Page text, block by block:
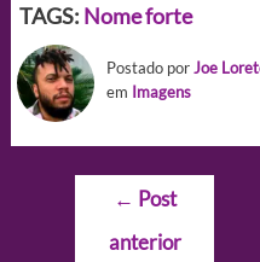
TAGS: Nome forte
Postado porJoe
em Imagens
Navegação
Post
← Post
anterior